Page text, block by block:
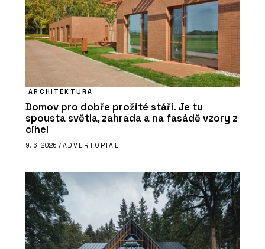
ARCHITEKTURA
Domov pro dobře prožité stáří. Je tu
spousta světla, zahrada a na fasádě vzory z
cihel
9. 6. 2026 / ADVERTORIAL